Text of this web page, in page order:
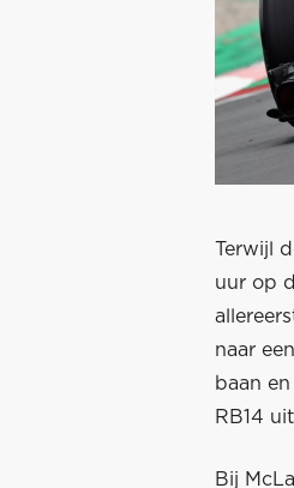
Terwijl
uur op
naar
baan
RB14
Bij